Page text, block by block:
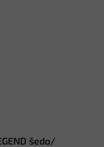
šedo/